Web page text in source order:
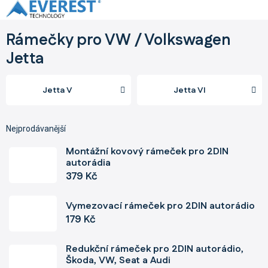
Přejít
na
Rámečky pro VW / Volkswagen
Jetta
Jetta V Jetta VI
Nejprodávanější
Montážní kovový rámeček pro 2DIN
autorádia
379 Kč
Vymezovací rámeček pro 2DIN autorádio
179 Kč
Redukční rámeček pro 2DIN autorádio,
Škoda, VW, Seat a Audi